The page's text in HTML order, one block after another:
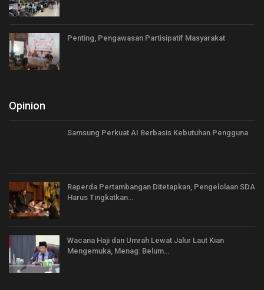
Penting, Pengawasan Partisipatif Masyarakat
Opinion
Samsung Perkuat AI Berbasis Kebutuhan Pengguna
Raperda Pertambangan Ditetapkan, Pengelolaan SDA
Harus Tingkatkan…
Wacana Haji dan Umrah Lewat Jalur Laut Kian
Mengemuka, Menag: Belum…